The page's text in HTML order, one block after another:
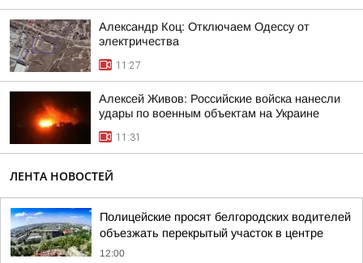
Александр Коц: Отключаем Одессу от
электричества
11:27
Алексей Живов: Российские войска нанесли
удары по военным объектам на Украине
11:31
ЛЕНТА НОВОСТЕЙ
Полицейские просят белгородских водителей
объезжать перекрытый участок в центре
12:00